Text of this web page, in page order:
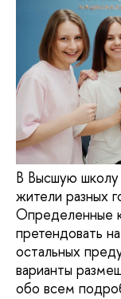
В Высшую
жители разных
Определенные
претендовать
остальных
варианты
обо всем